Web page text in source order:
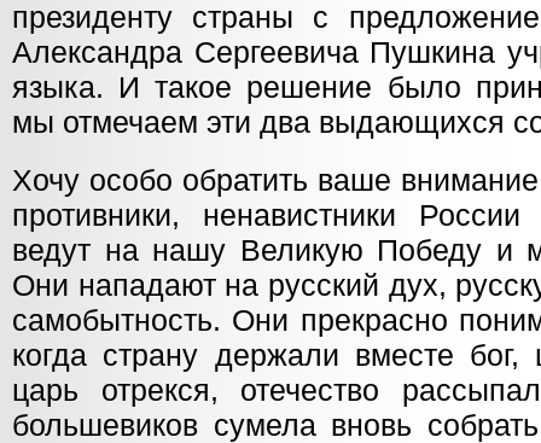
президенту страны с
Александра Сергеевича Пушкина
языка. И такое решение было
мы отмечаем эти два выдающихся
Хочу особо обратить ваше
противники, ненавистники
ведут на нашу Великую Победу и
Они нападают на русский дух,
самобытность. Они прекрасно
когда страну держали вместе
царь отрекся, отечество
большевиков сумела вновь